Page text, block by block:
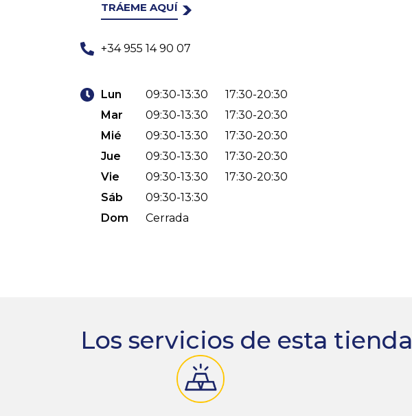
TRÁEME AQUÍ
+34 955 14 90 07
Lun 09:30-13:30
17:30-20:30
Mar
09:30-13:30
17:30-20:30
Mié
09:30-13:30
17:30-20:30
Jue
09:30-13:30
17:30-20:30
Vie
09:30-13:30
17:30-20:30
Sáb
09:30-13:30
Dom
Cerrada
Los servicios de esta tienda